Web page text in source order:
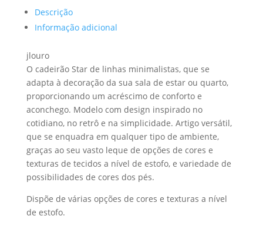
Descrição
Informação adicional
jlouro
O cadeirão Star de linhas minimalistas, que se
adapta à decoração da sua sala de estar ou quarto,
proporcionando um acréscimo de conforto e
aconchego. Modelo com design inspirado no
cotidiano, no retrô e na simplicidade. Artigo versátil,
que se enquadra em qualquer tipo de ambiente,
graças ao seu vasto leque de opções de cores e
texturas de tecidos a nível de estofo, e variedade de
possibilidades de cores dos pés.
Dispõe de várias opções de cores e texturas a nível
de estofo.